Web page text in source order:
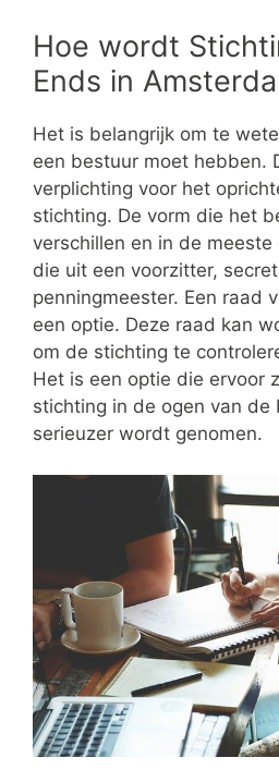
Hoe wordt
Ends in
Het is belangrijk om te
een bestuur moet hebben.
verplichting voor het
stichting. De vorm die het
verschillen en in de
die uit een voorzitter,
penningmeester. Een raad
een optie. Deze raad kan
om de stichting te
Het is een optie die ervoor
stichting in de ogen van de
serieuzer wordt genomen.